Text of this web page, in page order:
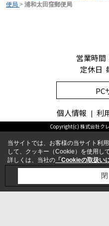
便局 > 浦和太田窪郵便局
営業時間
定休日
PC
個人情報 利
Copyright(c) 株式会社ク
当サイトでは、お客様の当サイト利
して、クッキー（Cookie）を使用し
詳しくは、当社の 「Cookieの取扱い